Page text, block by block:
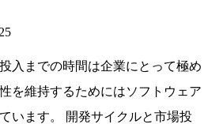
入までの時間は企業にとって極め
を維持するためにはソフトウェア
います。 開発サイクルと市場投